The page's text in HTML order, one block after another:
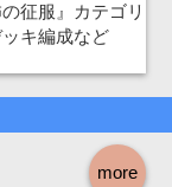
征服』カテゴリ
ッキ編成など
more